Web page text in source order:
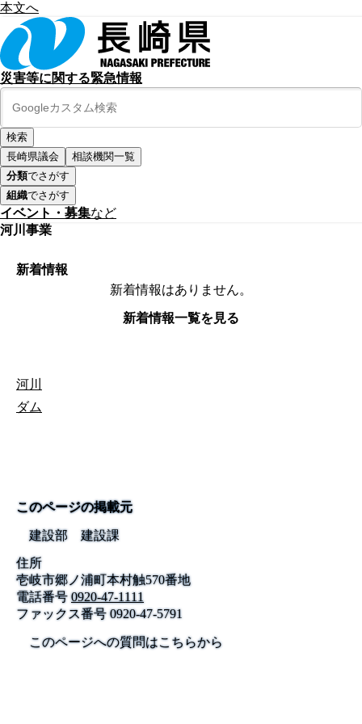
本文へ
災害等に関する緊急情報
長崎県議会
相談機関一覧
分類でさがす
組織でさがす
イベント・募集など
河川事業
新着情報
新着情報はありません。
新着情報一覧を見る
河川
ダム
このページの掲載元
建設部 建設課
住所
壱岐市郷ノ浦町本村触570番地
電話番号 0920-47-1111
ファックス番号0920-47-5791
このページへの質問はこちらから